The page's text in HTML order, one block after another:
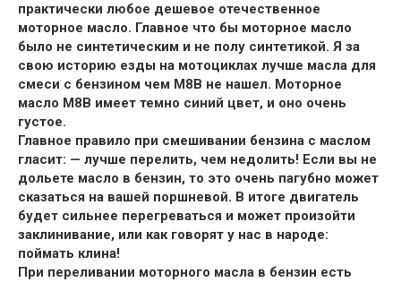
практически любое дешевое отечественное
моторное масло. Главное что бы моторное масло
было не синтетическим и не полу синтетикой. Я за
свою историю езды на мотоциклах лучше масла для
смеси с бензином чем М8В не нашел. Моторное
масло М8В имеет темно синий цвет, и оно очень
густое.
Главное правило при смешивании бензина с маслом
гласит: — лучше перелить, чем недолить! Если вы не
дольете масло в бензин, то это очень пагубно может
сказаться на вашей поршневой. В итоге двигатель
будет сильнее перегреваться и может произойти
заклинивание, или как говорят у нас в народе:
поймать клина!
При переливании моторного масла в бензин есть